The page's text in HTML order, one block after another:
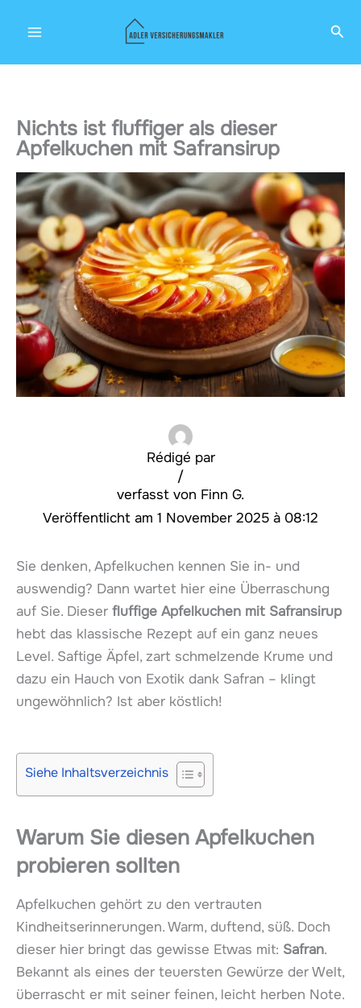
Inhalt
Nichts ist fluffiger als dieser
Apfelkuchen mit Safransirup
Rédigé par
Finn G.
/
1 November 2025 à 08:12
Sie denken, Apfelkuchen kennen Sie in- und
auswendig? Dann wartet hier eine Überraschung
auf Sie. Dieser fluffige Apfelkuchen mit Safransirup
hebt das klassische Rezept auf ein ganz neues
Level. Saftige Äpfel, zart schmelzende Krume und
dazu ein Hauch von Exotik dank Safran – klingt
ungewöhnlich? Ist aber köstlich!
Siehe Inhaltsverzeichnis
Warum Sie diesen Apfelkuchen
probieren sollten
Apfelkuchen gehört zu den vertrauten
Kindheitserinnerungen. Warm, duftend, süß. Doch
dieser hier bringt das gewisse Etwas mit: Safran.
Bekannt als eines der teuersten Gewürze der Welt,
überrascht er mit seiner feinen, leicht herben Note.